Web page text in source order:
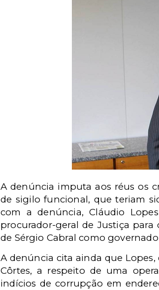
A denúncia imputa aos réus os
de sigilo funcional, que teriam
com a denúncia, Cláudio
procurador-geral de Justiça
de Sérgio Cabral como
A denúncia cita ainda que
Côrtes, a respeito de uma
indícios de corrupção em